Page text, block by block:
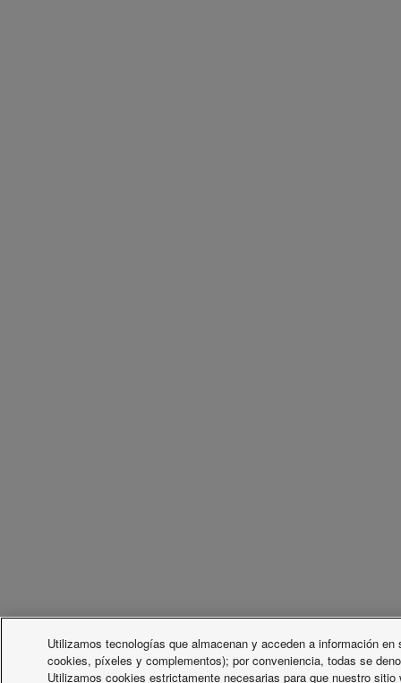
Utilizamos tecnologías que almacenan y acceden a información
cookies, píxeles y complementos); por conveniencia, todas se
Utilizamos cookies estrictamente necesarias para que nuestro